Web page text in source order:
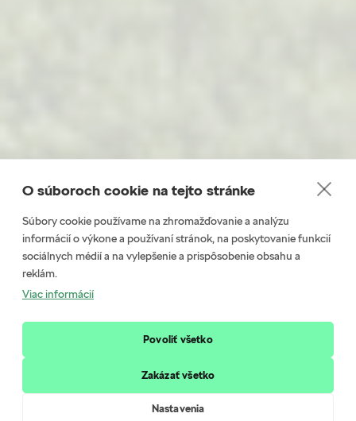
O súboroch cookie na tejto stránke
Súbory cookie používame na zhromažďovanie a analýzu
informácií o výkone a používaní stránok, na poskytovanie funkcií
sociálnych médií a na vylepšenie a prispôsobenie obsahu a
reklám.
Viac informácií
Povoliť všetko
Zakázať všetko
Nastavenia
Octavia vám splní sa
viac ako len 3 želania
Pri príležitosti 30. výročia vám prinášame skutočne štedré
benefity, ktoré potešia naozaj každého
Dozvedieť sa viac